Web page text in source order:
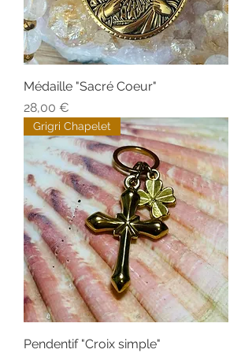
Médaille "Sacré Coeur"
Prix
28,00 €
Grigri Chapelet
Pendentif "Croix simple"